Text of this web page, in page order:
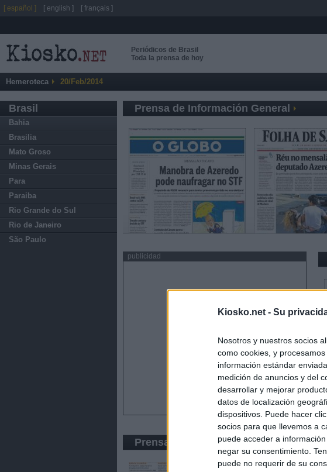
Kiosko.net - Su
Nosotros y nuestros socios
como cookies, y
información estándar
medición de anuncios y del
desarrollar y mejorar
datos de localización
dispositivos. Puede hacer
socios para que llevemos a
puede acceder a
negar su consentimiento.
puede no requerir de su
Periódicos de Brasil
Toda la prensa de hoy
Hemeroteca 20/Feb/2014
Brasil
Bahia
Brasilia
Mato Groso
Minas Gerais
Para
Paraiba
Rio Grande do Sul
Rio de Janeiro
São Paulo
Prensa de Información General
publicidad
Prensa Económica
[ español ] [ english ] [ français ]